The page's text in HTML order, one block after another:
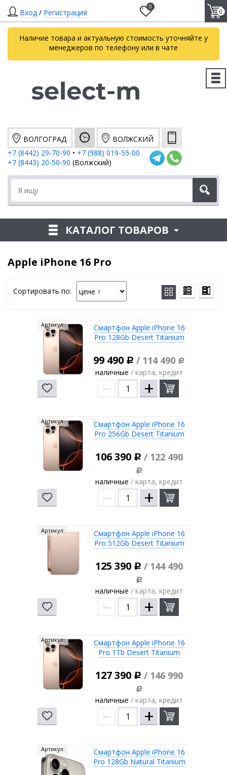
Вход / Регистрация
0
0
Наличие товара и актуальную стоимость уточняйте у
менеджеров по телефону или в чате
ВОЛГОГРАД
ВОЛЖСКИЙ
+7 (8442) 29-70-90 • +7 (988) 019-55-00
+7 (8443) 20-50-90 (Волжский)
КАТАЛОГ ТОВАРОВ
Apple iPhone 16 Pro
Сортировать по:
Смартфон Apple iPhone 16
Pro 128Gb Desert Titanium
Артикул:
99 490 Р / 114 490 Р
наличные/ карта, кредит
– +
Смартфон Apple iPhone 16
Pro 256Gb Desert Titanium
Артикул:
106 390 Р / 122 490
Р
наличные/ карта, кредит
– +
Смартфон Apple iPhone 16
Pro 512Gb Desert Titanium
Артикул:
125 390 Р / 144 490
Р
наличные/ карта, кредит
– +
Смартфон Apple iPhone 16
Pro 1Tb Desert Titanium
Артикул:
127 390 Р / 146 990
Р
наличные/ карта, кредит
– +
Смартфон Apple iPhone 16
Pro 128Gb Natural Titanium
Артикул: